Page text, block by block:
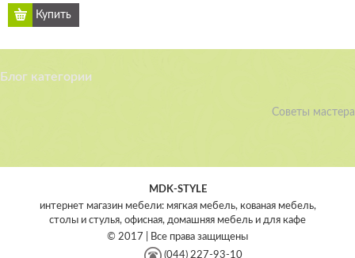
Блог категории
Советы мастера
MDK-STYLE
интернет магазин мебели: мягкая мебель, кованая мебель,
столы и стулья, офисная, домашняя мебель и для кафе
© 2017 | Все права защищены
(044) 227-93-10